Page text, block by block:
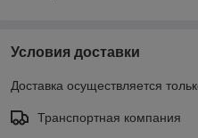
Условия доставки
Доставка осуществляется
Транспортная компания